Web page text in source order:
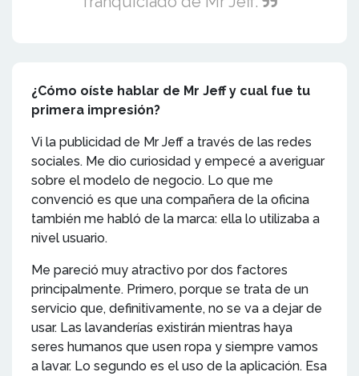
¿Cómo oíste hablar de Mr Jeff y cual fue tu
primera impresión?
Vi la publicidad de Mr Jeff a través de las redes
sociales. Me dio curiosidad y empecé a averiguar
sobre el modelo de negocio. Lo que me
convenció es que una compañera de la oficina
también me habló de la marca: ella lo utilizaba a
nivel usuario.
Me pareció muy atractivo por dos factores
principalmente. Primero, porque se trata de un
servicio que, definitivamente, no se va a dejar de
usar. Las lavanderías existirán mientras haya
seres humanos que usen ropa y siempre vamos
a lavar. Lo segundo es el uso de la aplicación. Esa